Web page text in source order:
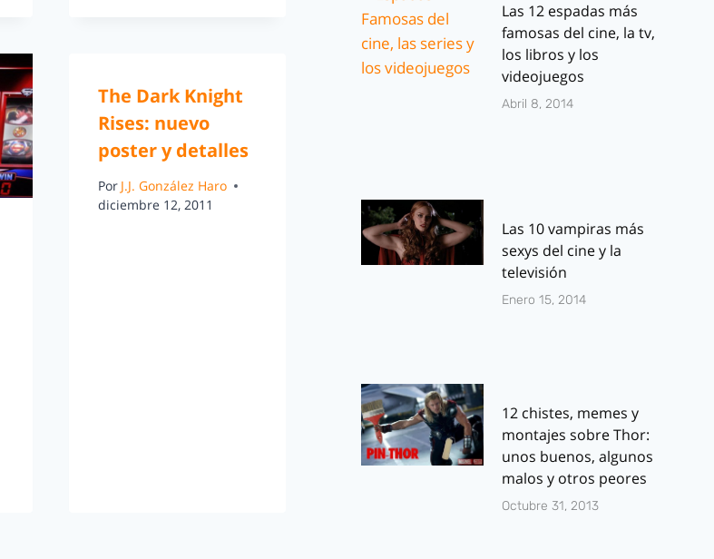
The Dark Knight
Rises: nuevo
poster y detalles
Por J.J. González Haro
diciembre 12, 2011
Las 12 espadas más
famosas del cine, la tv,
los libros y los
videojuegos
Abril 8, 2014
Las 10 vampiras más
sexys del cine y la
televisión
Enero 15, 2014
12 chistes, memes y
montajes sobre Thor:
unos buenos, algunos
malos y otros peores
Octubre 31, 2013